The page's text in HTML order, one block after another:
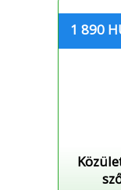
1 890